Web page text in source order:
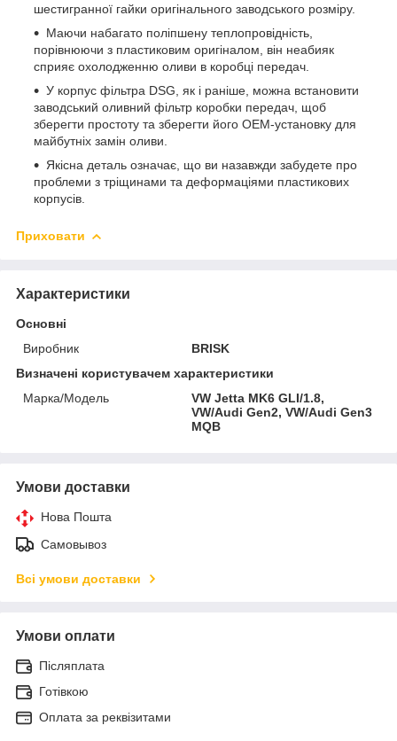
шестигранної гайки оригінального заводського розміру.
Маючи набагато поліпшену теплопровідність,
порівнюючи з пластиковим оригіналом, він неабияк
сприяє охолодженню оливи в коробці передач.
У корпус фільтра DSG, як і раніше, можна встановити
заводський оливний фільтр коробки передач, щоб
зберегти простоту та зберегти його OEM-установку для
майбутніх замін оливи.
Якісна деталь означає, що ви назавжди забудете про
проблеми з тріщинами та деформаціями пластикових
корпусів.
Приховати
Характеристики
Основні
Виробник
BRISK
Визначені користувачем характеристики
Марка/Модель
VW Jetta MK6 GLI/1.8,
VW/Audi Gen2, VW/Audi Gen3
MQB
Умови доставки
Нова Пошта
Самовывоз
Всі умови доставки
Умови оплати
Післяплата
Готівкою
Оплата за реквізитами